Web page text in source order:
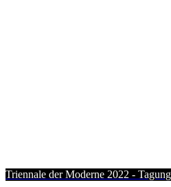
Triennale der Moderne 2022 -